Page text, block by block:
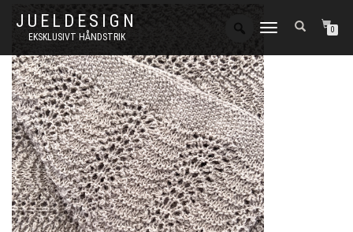
JUELDESIGN
EKSKLUSIVT HÅNDSTRIK
FLIP
0